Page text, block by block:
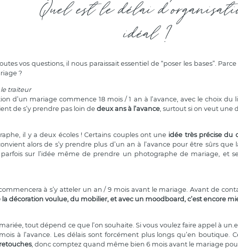
Quel est le délai
idéal ?
vos questions, il nous paraissait essentiel de “poser les bases”.
?
traiteur
d’un mariage commence 18 mois / 1 an à l’avance, avec le choix
de s’y prendre pas loin dedeux ans à l’avance, surtout si on veut une
il y a deux écoles ! Certains couples ont une idée très précise du
alors de s’y prendre plus d’un an à l’avance pour être sûrs
parfois sur l’idée même de prendre un photographe de mariage, et
à s’y atteler un an / 9 mois avant le mariage. Avant de
la décoration voulue, du mobilier, et avec un moodboard, c’est encore
tout dépend ce que l’on souhaite. Si vous voulez faire appel à
à l’avance. Les délais sont forcément plus longs qu’en boutique.
, donc comptez quand même bien 6 mois avant le mariage